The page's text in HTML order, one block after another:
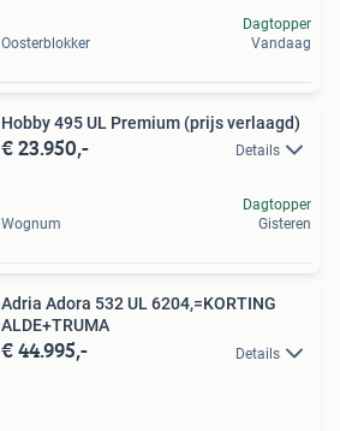
Oosterblokker
Dagtopper
Vandaag
Hobby 495 UL Premium (prijs verlaagd)
€ 23.950,- Details
Wognum
Dagtopper
Gisteren
Adria Adora 532 UL 6204,=KORTING
ALDE+TRUMA
€ 44.995,- Details